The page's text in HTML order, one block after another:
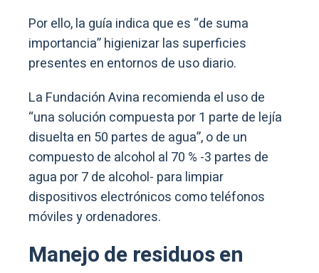
Por ello, la guía indica que es “de suma
importancia” higienizar las superficies
presentes en entornos de uso diario.
La Fundación Avina recomienda el uso de
“una solución compuesta por 1 parte de lejía
disuelta en 50 partes de agua”, o de un
compuesto de alcohol al 70 % -3 partes de
agua por 7 de alcohol- para limpiar
dispositivos electrónicos como teléfonos
móviles y ordenadores.
Manejo de residuos en